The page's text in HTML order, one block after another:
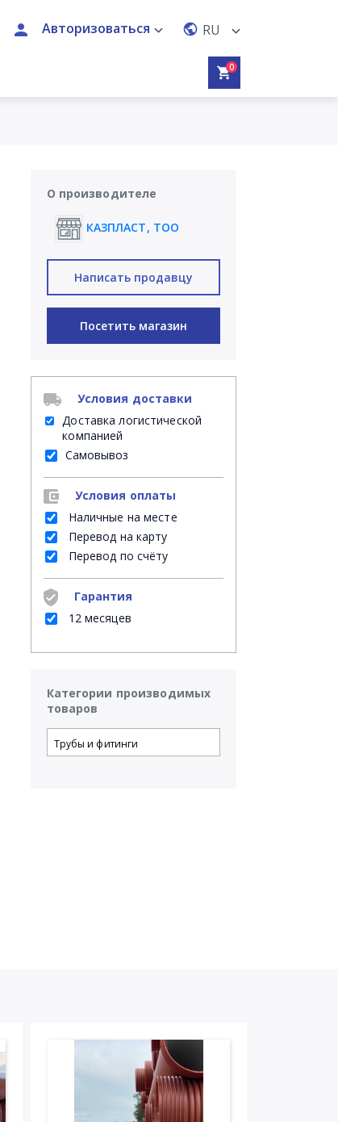
Авторизоваться RU
0
О производителе
КАЗПЛАСТ, ТОО
Написать продавцу
Посетить магазин
Условия доставки
Доставка логистической
компанией
Самовывоз
Условия оплаты
Наличные на месте
Перевод на карту
Перевод по счёту
Гарантия
12 месяцев
Категории производимых
товаров
Трубы и фитинги